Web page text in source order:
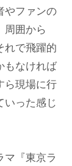
やファンの
周囲から
れで飛躍的
もなければ
ら現場に行
った感じ
『東京ラ